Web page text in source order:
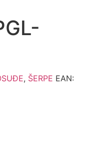
, ŠERPE EAN: